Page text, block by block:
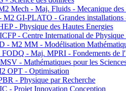
Mech - Maj. Fluids - Mecanique des
GI-PLATO - Grandes installations
- Physique des Hautes Energies
- Centre International de Physique
- M2 MM - Modélisation
- Maj. MPRI - Fondements de
- Mathématiques pour les
OPT - Optimisation
- Physique par Recherche
- Projet Innovation Conception